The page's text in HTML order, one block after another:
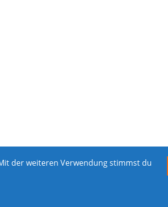
der weiteren Verwendung stimmst du